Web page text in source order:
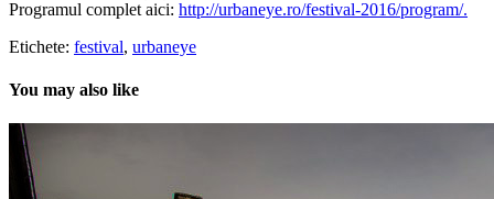
Programul complet aici: http://urbaneye.ro/festival-2016/program/.
Etichete: festival, urbaneye
You may also like